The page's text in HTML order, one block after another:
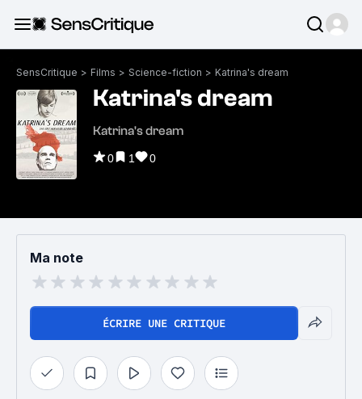
SensCritique > Films > Science-fiction > Katrina's dream
Katrina's dream
Katrina's dream
0 1 0
Ma note
ÉCRIRE UNE CRITIQUE